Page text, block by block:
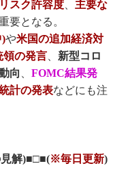
スク許容度、 主要な
要となる。
)や米国の追加経済対
領の発言、 新型コロ
向 、 FOMC結果発
計の発表などにも注
解)■□■(※毎日更新)